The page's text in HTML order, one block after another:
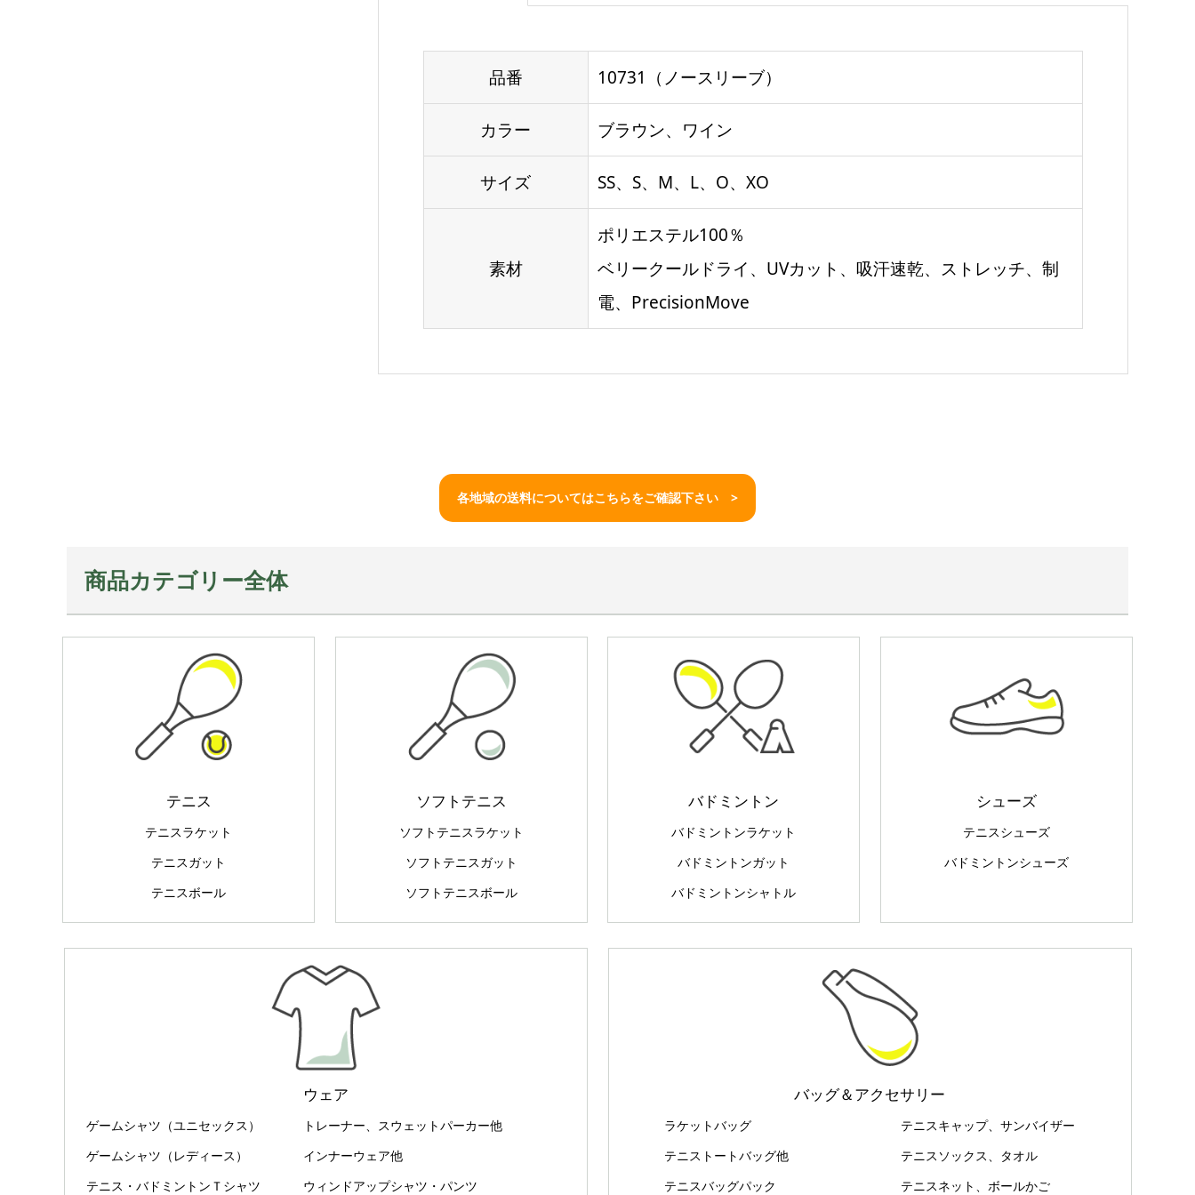
品番 10731（ノースリーブ）
カラー ブラウン、ワイン
サイズ SS、S、M、L、O、XO
素材
ポリエステル100％
ベリークールドライ、UVカット、吸汗速乾、ストレッチ、制
電、PrecisionMove
各地域の送料についてはこちらをご確認下さい >
商品カテゴリー全体
テニス
テニスラケット
テニスガット
テニスボール
ソフトテニス
ソフトテニスラケット
ソフトテニスガット
ソフトテニスボール
バドミントン
バドミントンラケット
バドミントンガット
バドミントンシャトル
シューズ
テニスシューズ
バドミントンシューズ
ウェア
ゲームシャツ（ユニセックス）
ゲームシャツ（レディース）
テニス・バドミントンＴシャツ
トレーナー、スウェットパーカー他
インナーウェア他
ウィンドアップシャツ・パンツ
バッグ＆アクセサリー
ラケットバッグ
テニストートバッグ他
テニスバッグパック
テニスキャップ、サンバイザー
テニスソックス、タオル
テニスネット、ボールかご